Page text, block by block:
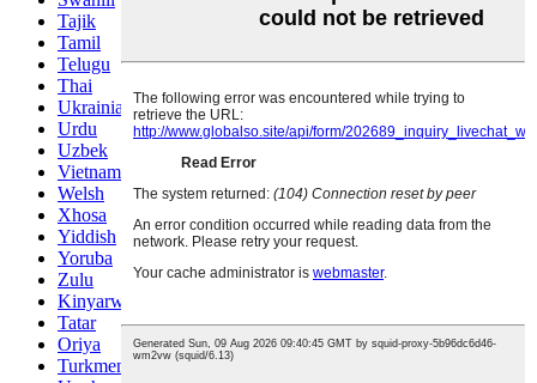
Tajik
Tamil
Telugu
Thai
Ukrainian
Urdu
Uzbek
Vietnamese
Welsh
Xhosa
Yiddish
Yoruba
Zulu
Kinyarwanda
Tatar
Oriya
Turkmen